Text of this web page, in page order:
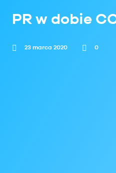
PR w dobie
23 marca 2020 0